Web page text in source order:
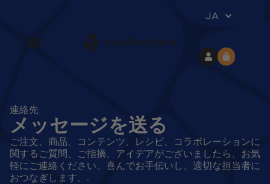
JA
連絡先
メッセージを送る
ご注文、商品、コンテンツ、レシピ、コラボレーションに
関するご質問、ご指摘、アイデアがございましたら、お気
軽にご連絡ください。喜んでお手伝いし、適切な担当者に
おつなぎします。.